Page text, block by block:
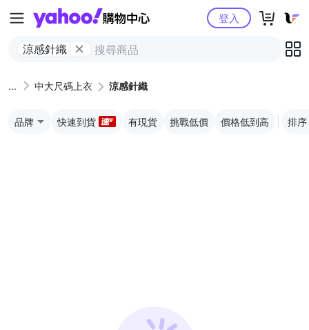
Yahoo購物中心
涼感針織
登入
中大尺碼上衣 涼感針織
品牌 快速到貨 有現貨 挑戰低價 價格低到高 排序